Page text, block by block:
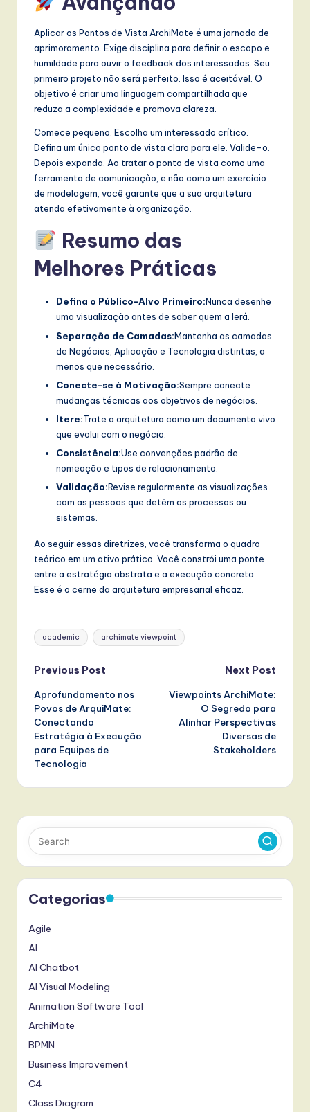
Aplicar os Pontos de Vista ArchiMate é uma jornada de
aprimoramento. Exige disciplina para definir o escopo e
humildade para ouvir o feedback dos interessados. Seu
primeiro projeto não será perfeito. Isso é aceitável. O
objetivo é criar uma linguagem compartilhada que
reduza a complexidade e promova clareza.
Comece pequeno. Escolha um interessado crítico.
Defina um único ponto de vista claro para ele. Valide-o.
Depois expanda. Ao tratar o ponto de vista como uma
ferramenta de comunicação, e não como um exercício
de modelagem, você garante que a sua arquitetura
atenda efetivamente à organização.
Resumo das
Melhores Práticas
Defina o Público-Alvo Primeiro:Nunca desenhe
uma visualização antes de saber quem a lerá.
Separação de Camadas:Mantenha as camadas
de Negócios, Aplicação e Tecnologia distintas, a
menos que necessário.
Conecte-se à Motivação:Sempre conecte
mudanças técnicas aos objetivos de negócios.
Itere:Trate a arquitetura como um documento vivo
que evolui com o negócio.
Consistência:Use convenções padrão de
nomeação e tipos de relacionamento.
Validação:Revise regularmente as visualizações
com as pessoas que detêm os processos ou
sistemas.
Ao seguir essas diretrizes, você transforma o quadro
teórico em um ativo prático. Você constrói uma ponte
entre a estratégia abstrata e a execução concreta.
Esse é o cerne da arquitetura empresarial eficaz.
Tags:
academic archimate viewpoint
Post
navigation
Previous Post
Aprofundamento nos
Povos de ArquiMate:
Conectando
Estratégia à Execução
para Equipes de
Tecnologia
Next Post
Viewpoints ArchiMate:
O Segredo para
Alinhar Perspectivas
Diversas de
Stakeholders
Categorias
Agile
AI
AI Chatbot
AI Visual Modeling
Animation Software Tool
ArchiMate
BPMN
Business Improvement
C4
Class Diagram